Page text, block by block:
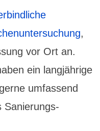
,
vor Ort an.
ein lang­jährige
umfassend
Sanierungs­